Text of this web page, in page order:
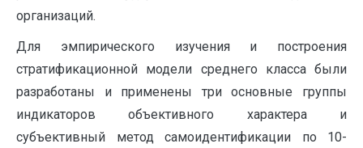
организаций.
Для эмпирического изучения и построения
стратификационной модели среднего класса были
разработаны и применены три основные группы
индикаторов объективного характера и
субъективный метод самоидентификации по 10-